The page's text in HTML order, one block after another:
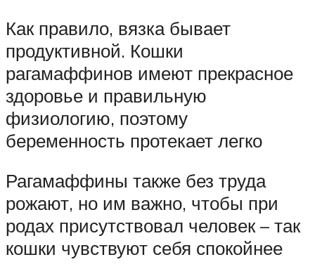
Как правило, вязка бывает
продуктивной. Кошки
рагамаффинов имеют прекрасное
здоровье и правильную
физиологию, поэтому
беременность протекает легко
Рагамаффины также без труда
рожают, но им важно, чтобы при
родах присутствовал человек – так
кошки чувствуют себя спокойнее